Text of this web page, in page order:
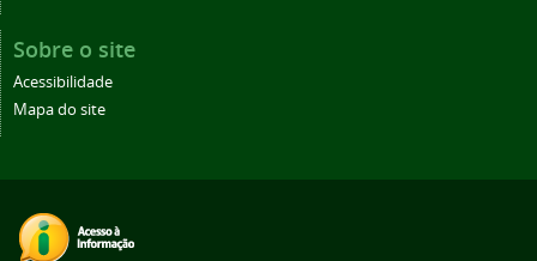
Sobre o site
Acessibilidade
Mapa do site